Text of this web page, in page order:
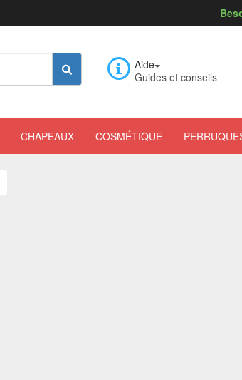
Aide
Guides et conseils
CHAPEAUX COSMÉTIQUE